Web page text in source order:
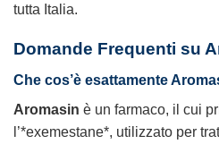
tutta Italia.
Domande Frequenti su
Che cos’è esattamente
Aromasin è un farmaco, il cui
l’*exemestane*, utilizzato per